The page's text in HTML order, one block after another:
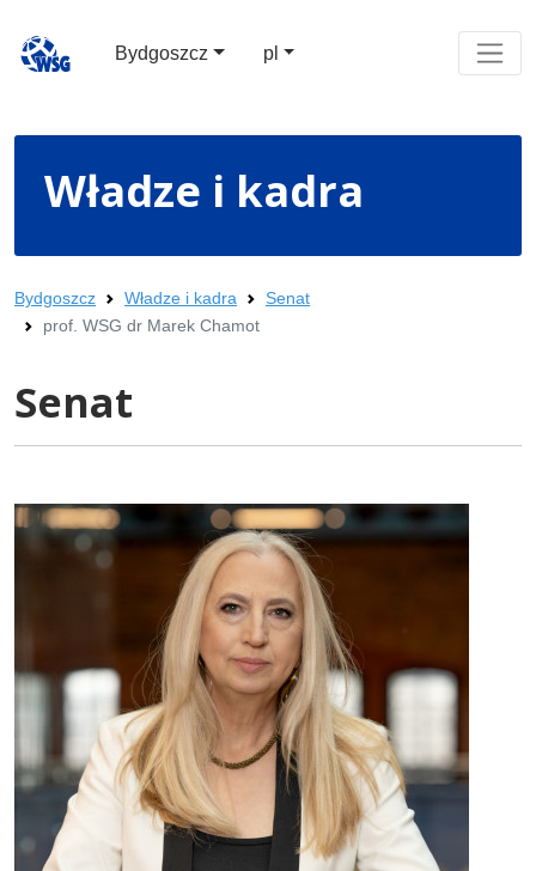
Bydgoszcz pl
Władze i kadra
Bydgoszcz Władze i kadra
Senat
prof. WSG dr Marek Chamot
Senat